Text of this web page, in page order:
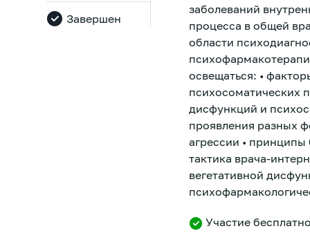
Завершен
заболеваний
процесса в общей
области
освещаться: •
психосоматических
дисфункций и
проявления разных
агрессии •
тактика врача-
вегетативной
Участие